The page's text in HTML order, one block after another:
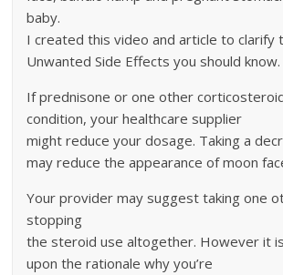
baby.
I created this video and article to clarify
Unwanted Side Effects you should know.
If prednisone or one other
condition, your healthcare supplier
might reduce your dosage. Taking a
may reduce the appearance of moon
Your provider may suggest taking one
stopping
the steroid use altogether. However it
upon the rationale why you’re